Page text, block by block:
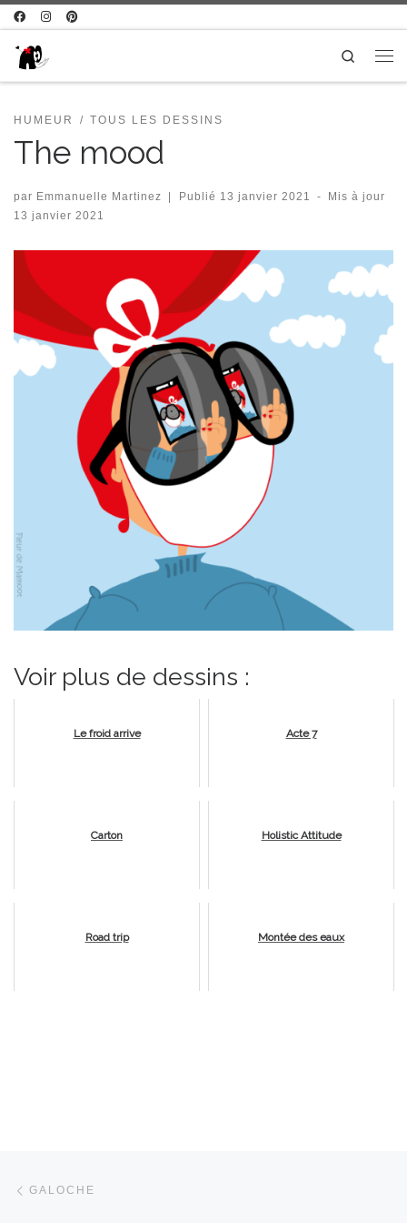
Passer au contenu
Search
HUMEUR TOUS LES DESSINS
The mood
par Emmanuelle Martinez | Publié 13 janvier 2021 -
Mis à jour
13 janvier 2021
Voir plus de dessins :
Le froid arrive Acte 7
Carton Holistic Attitude
Road trip Montée des eaux
Parcourir les articles
GALOCHE